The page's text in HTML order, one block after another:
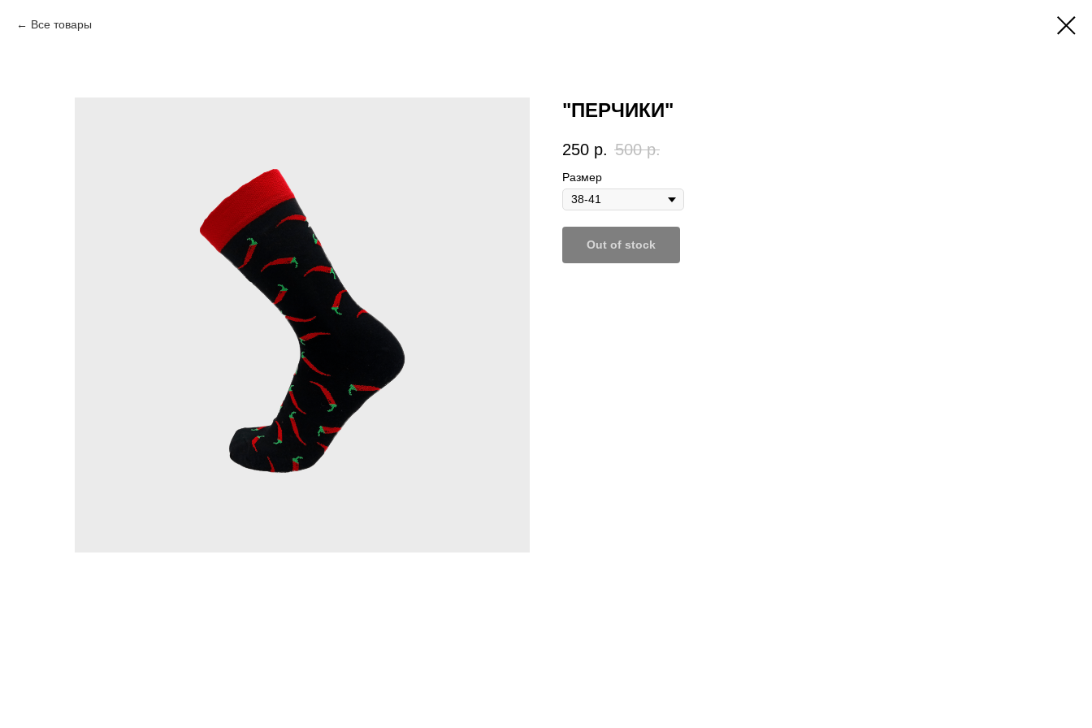
Все товары
"ПЕРЧИКИ"
250 р. 500 р.
Размер
Out of stock